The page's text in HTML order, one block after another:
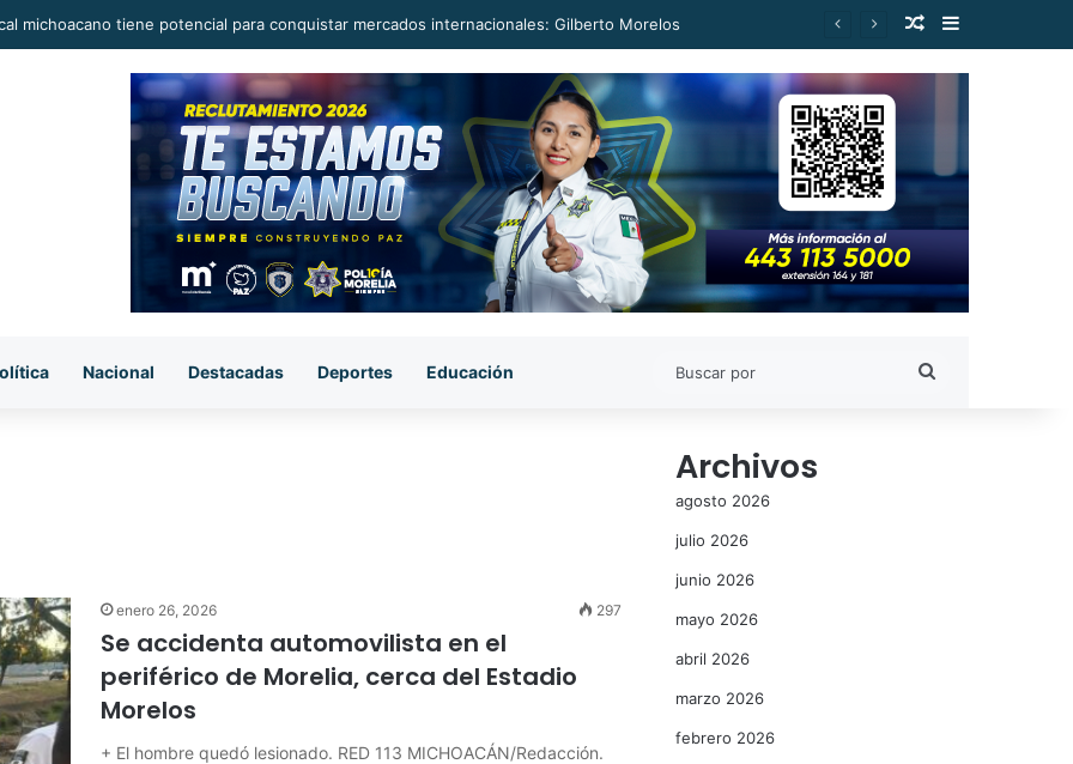
camioneta en la carretera Huetamo-Ziritzícuaro; conductor la abandona Publicación al
Barra lateral
Nacional Destacadas Deportes Educación
enero 26, 2026 297
Se accidenta automovilista en el
periférico de Morelia, cerca del Estadio
Morelos
+ El hombre quedó lesionado. RED 113 MICHOACÁN/Redacción.
Archivos
agosto 2026
julio 2026
junio 2026
mayo 2026
abril 2026
marzo 2026
febrero 2026